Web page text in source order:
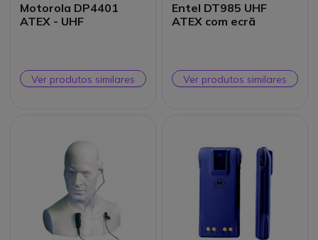
Motorola DP4401
ATEX - UHF
Ver produtos similares
Entel DT985 UHF
ATEX com ecrã
Ver produtos similares